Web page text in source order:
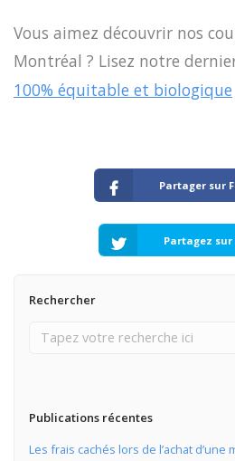
Vous aimez découvrir nos
Montréal ? Lisez notre
100% équitable et biologique
Partager sur
Partagez
Rechercher
Publications récentes
Les frais cachés lors de l’achat d’une